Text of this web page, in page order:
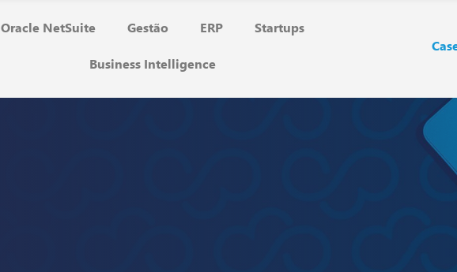
Oracle NetSuite Gestão ERP Startups
Business Intelligence